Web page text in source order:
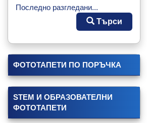
Последно разгледани...
Търси
ФОТОТАПЕТИ ПО ПОРЪЧКА
STEM И ОБРАЗОВАТЕЛНИ
ФОТОТАПЕТИ